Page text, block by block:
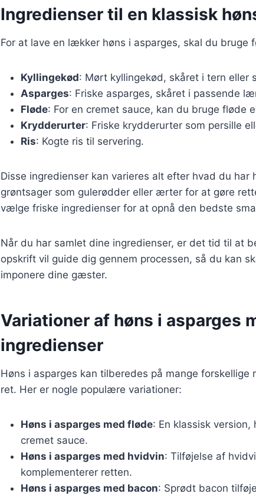
Ingredienser til en klassisk
For at lave en lækker høns i asparges, skal du bruge
Kyllingekød: Mørt kyllingekød, skåret i tern eller
Asparges: Friske asparges, skåret i passende
Fløde: For en cremet sauce, kan du bruge fløde
Krydderurter: Friske krydderurter som persille
Ris: Kogte ris til servering.
Disse ingredienser kan varieres alt efter hvad du har
grøntsager som gulerødder eller ærter for at gøre
vælge friske ingredienser for at opnå den bedste
Når du har samlet dine ingredienser, er det tid til at
opskrift vil guide dig gennem processen, så du kan
imponere dine gæster.
Variationer af høns i asparges
ingredienser
Høns i asparges kan tilberedes på mange forskellige
ret. Her er nogle populære variationer:
Høns i asparges med fløde: En klassisk
cremet sauce.
Høns i asparges med hvidvin: Tilføjelse af
komplementerer retten.
Høns i asparges med bacon: Sprødt bacon